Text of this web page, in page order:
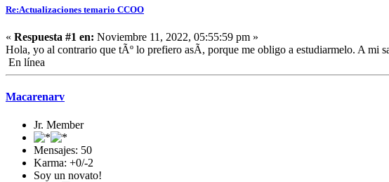
Re:Actualizaciones temario CCOO
« Respuesta #1 en: Noviembre 11, 2022, 05:55:59 pm »
Hola, yo al contrario que tÃº lo prefiero asÃ­, porque me obligo a estudiarmelo. A mi
En línea
Macarenarv
Jr. Member
Mensajes: 50
Karma: +0/-2
Soy un novato!